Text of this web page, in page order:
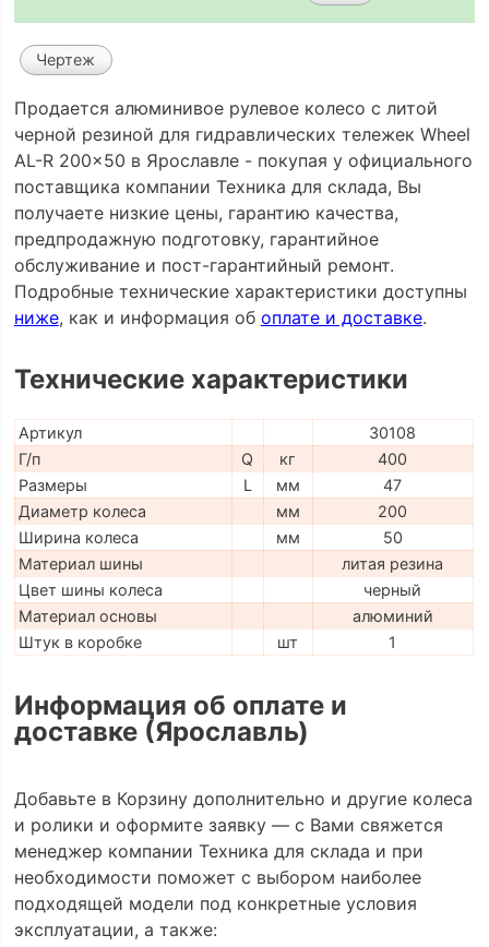
Чертеж
Продается алюминивое рулевое колесо с литой
черной резиной для гидравлических тележек Wheel
AL-R 200x50 в Ярославле - покупая у официального
поставщика компании Техника для склада, Вы
получаете низкие цены, гарантию качества,
предпродажную подготовку, гарантийное
обслуживание и пост-гарантийный ремонт.
Подробные технические характеристики доступны
ниже, как и информация об оплате и доставке.
Технические характеристики
Артикул
30108
Г/п
Q кг
400
Размеры
L мм
47
Диаметр колеса
мм
200
Ширина колеса
мм
50
Материал шины
литая резина
Цвет шины колеса
черный
Материал основы
алюминий
Штук в коробке
шт 1
Информация об оплате и
доставке (Ярославль)
Добавьте в Корзину дополнительно и другие колеса
и ролики и оформите заявку — с Вами свяжется
менеджер компании Техника для склада и при
необходимости поможет с выбором наиболее
подходящей модели под конкретные условия
эксплуатации, а также: